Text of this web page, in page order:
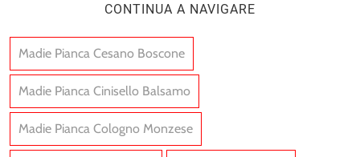
CONTINUA A NAVIGARE
Madie Pianca Cesano Boscone
Madie Pianca Cinisello Balsamo
Madie Pianca Cologno Monzese